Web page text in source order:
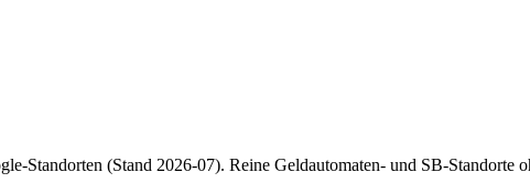
Standorten (Stand 2026-07). Reine Geldautomaten- und SB-